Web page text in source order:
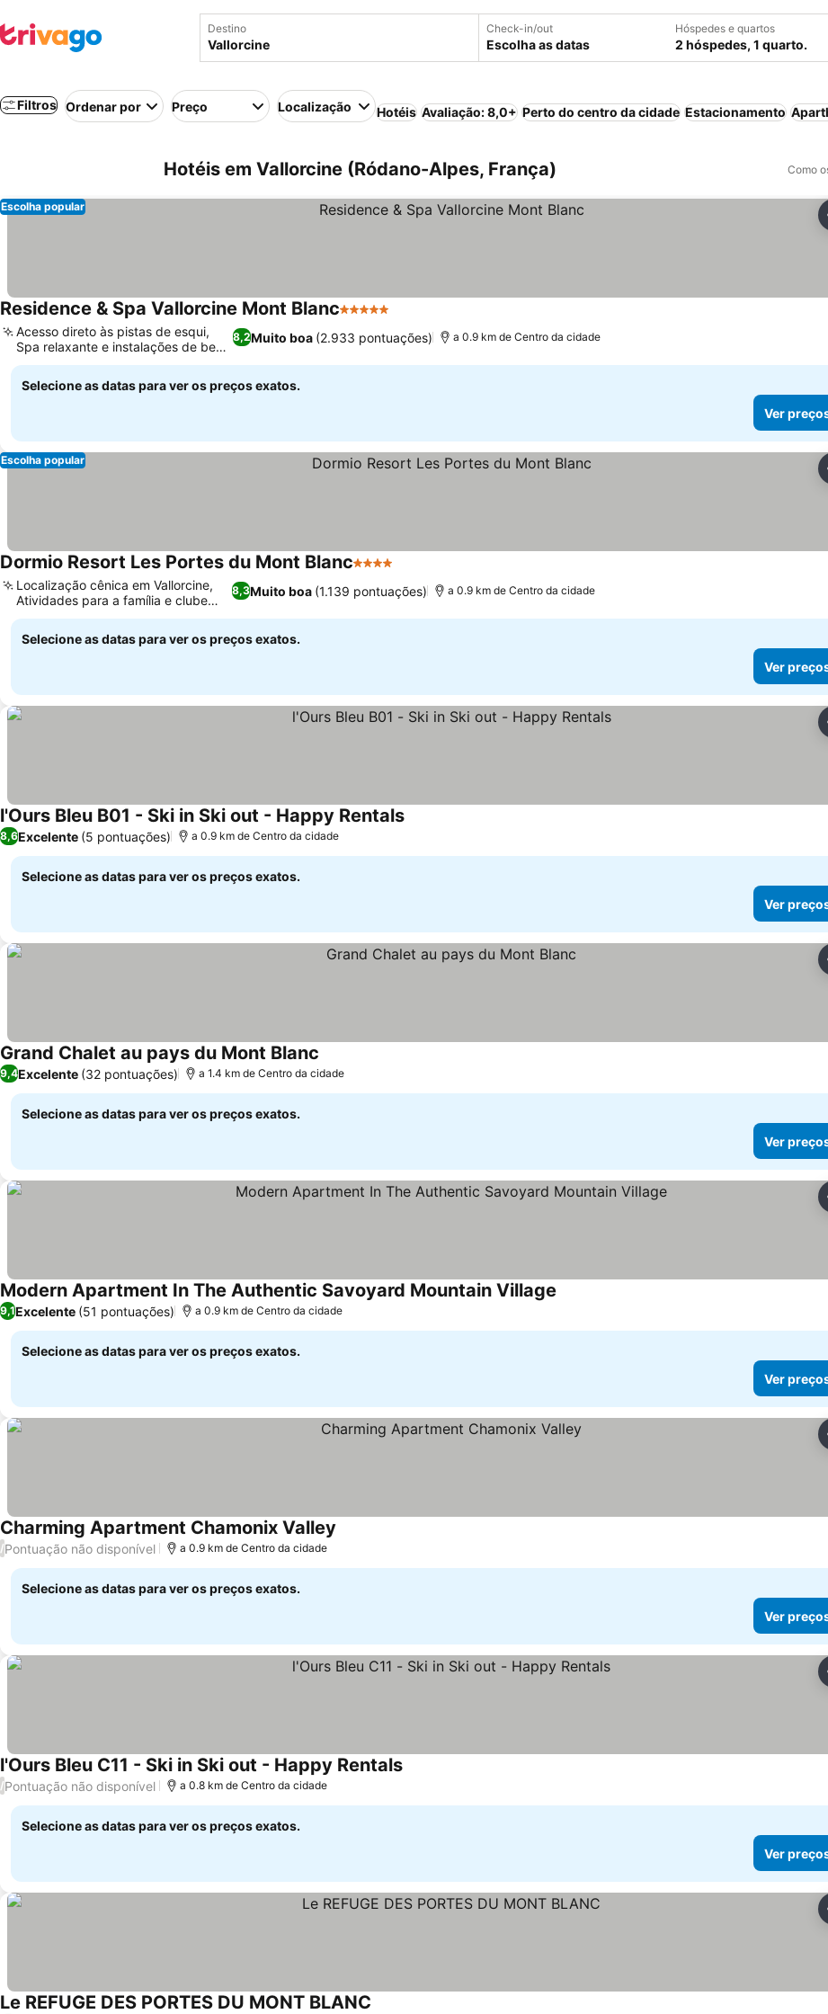
Destino Check-in/out
Escolha as datas
Hóspedes e quartos
2 hóspedes, 1 quarto.
Filtros Ordenar por Preço Localização Hotéis Avaliação: 8,0+ Perto do centro da cidade Estacionamento
Hotéis em Vallorcine (Ródano-Alpes, França) Como
Escolha popular
Residence & Spa Vallorcine Mont Blanc5 Estrelas
8,2Muito boa (2.933 pontuações)
Acesso direto às pistas de esqui,
Spa relaxante e instalações de bem-
estar
a 0.9 km de Centro da cidade
Selecione as datas para ver os preços exatos.
Ver
Escolha popular
Dormio Resort Les Portes du Mont Blanc4 Estrelas
8,3Muito boa (1.139 pontuações)
Localização cênica em Vallorcine,
Atividades para a família e clube
infantil
a 0.9 km de Centro da cidade
Selecione as datas para ver os preços exatos.
Ver
l'Ours Bleu B01 - Ski in Ski out - Happy Rentals
8,6Excelente (5 pontuações) a 0.9 km de Centro da cidade
Selecione as datas para ver os preços exatos.
Ver
Grand Chalet au pays du Mont Blanc
9,4Excelente (32 pontuações) a 1.4 km de Centro da cidade
Selecione as datas para ver os preços exatos.
Ver
Modern Apartment In The Authentic Savoyard Mountain Village
9,1Excelente (51 pontuações) a 0.9 km de Centro da cidade
Selecione as datas para ver os preços exatos.
Ver
Charming Apartment Chamonix Valley
/Pontuação não disponível a 0.9 km de Centro da cidade
Selecione as datas para ver os preços exatos.
Ver
l'Ours Bleu C11 - Ski in Ski out - Happy Rentals
/Pontuação não disponível a 0.8 km de Centro da cidade
Selecione as datas para ver os preços exatos.
Ver
Le REFUGE DES PORTES DU MONT BLANC